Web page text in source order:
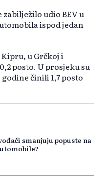
zabilježilo udio BEV u
ispod jedan
u Grčkoj i
posto. U prosjeku su
činili 1,7 posto
smanjuju popuste na